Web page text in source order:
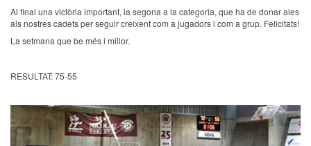
Al final una victòria important, la segona a la categoria, que ha de donar ales
als nostres cadets per seguir creixent com a jugadors i com a grup. Felicitats!
La setmana que be més i millor.
RESULTAT: 75-55